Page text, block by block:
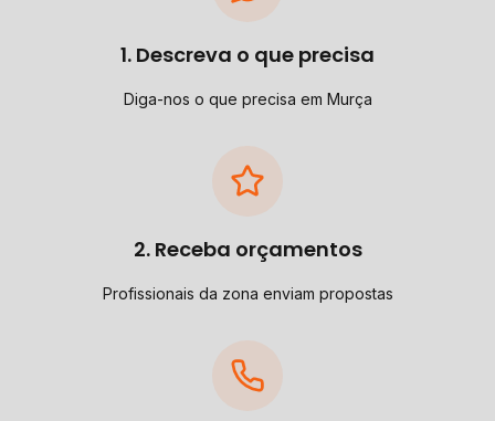
1. Descreva o que precisa
Diga-nos o que precisa em Murça
2. Receba orçamentos
Profissionais da zona enviam propostas